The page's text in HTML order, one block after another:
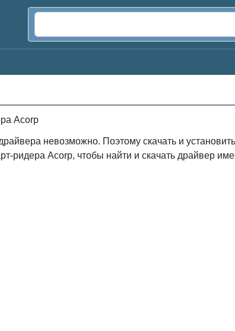
Acorp
невозможно. Поэтому скачать и
ридера Acorp, чтобы найти и скачать драйвер